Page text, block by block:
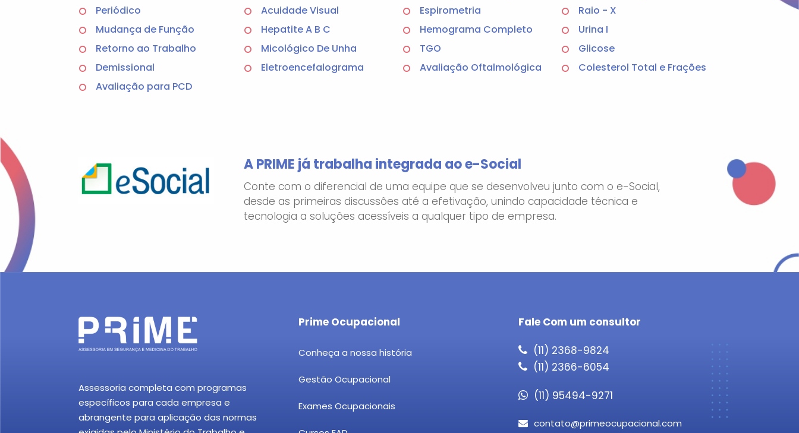
Periódico
Mudança de Função
Retorno ao Trabalho
Demissional
Avaliação para PCD
Acuidade Visual
Espirometria
Raio - X
Hepatite A B C
Hemograma Completo
Urina I
Micológico De Unha
TGO
Glicose
Eletroencefalograma
Avaliação Oftalmológica Colesterol Total e Frações
A PRIME já trabalha integrada ao e-Social
Conte com o diferencial de uma equipe que se desenvolveu junto com o e-Social,
desde as primeiras discussões até a efetivação, unindo capacidade técnica e
tecnologia a soluções acessíveis a qualquer tipo de empresa.
Assessoria completa com programas
específicos para cada empresa e
abrangente para aplicação das normas
Prime Ocupacional
Conheça a nossa história
Gestão Ocupacional
Exames Ocupacionais
Fale Com um consultor
(11) 2368-9824
(11) 2366-6054
(11) 95494-9271
contato@primeocupacional.com